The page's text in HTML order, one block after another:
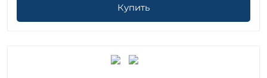
Купить